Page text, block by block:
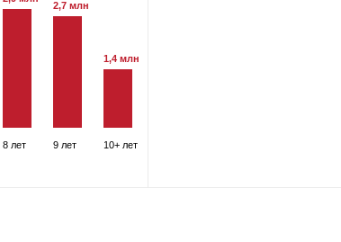
8 лет
2,7 млн
9 лет
1,4 млн
10+ лет